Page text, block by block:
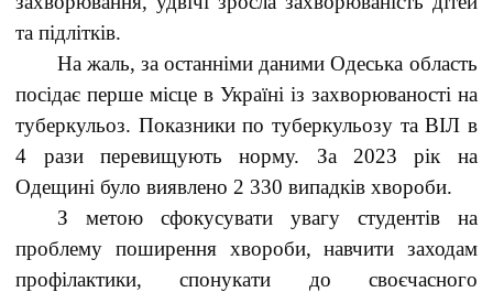
та підлітків.
На жаль, за останніми даними Одеська область
посідає перше місце в Україні із захворюваності на
туберкульоз. Показники по туберкульозу та ВІЛ в
4 рази перевищують норму. За 2023 рік на
Одещині було виявлено 2 330 випадків хвороби.
З метою сфокусувати увагу студентів на
проблему поширення хвороби, навчити заходам
профілактики, спонукати до своєчасного